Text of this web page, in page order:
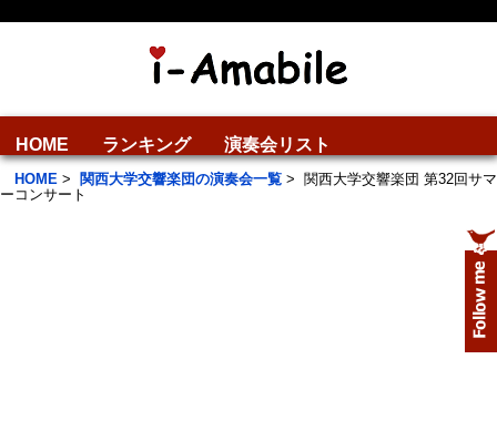
HOME ランキング 演奏会リスト
HOME > 関西大学交響楽団の演奏会一覧 > 関西大学交響楽団 第32回サマ
ーコンサート